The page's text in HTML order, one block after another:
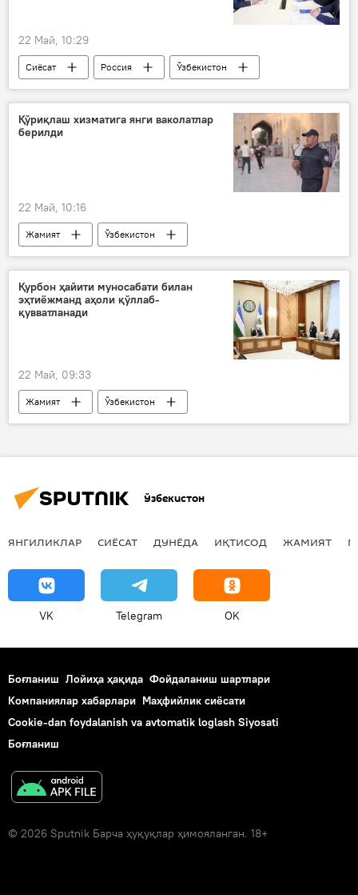
22 Май, 10:29
Сиёсат Россия
Ўзбекистон
Валентина Матвиенко
Танзила Норбоева
Қўриқлаш хизматига янги ваколатлар
берилди
22 Май, 10:16
Жамият
Ўзбекистон
ИИВ ҳузуридаги Қўриқлаш департаменти
Қурбон ҳайити муносабати билан
эҳтиёжманд аҳоли қўллаб-
қувватланади
22 Май, 09:33
Жамият
Ўзбекистон
Қурбон ҳайити
Шавкат Мирзиёев
Ўзбекистон
ЯНГИЛИКЛАР СИЁСАТ ДУНЁДА ИҚТИСОД ЖАМИЯТ
VK Telegram OK
Боғланиш Лойиҳа ҳақида Фойдаланиш шартлари
Компаниялар хабарлари Маҳфийлик сиёсати
Cookie-dan foydalanish va avtomatik loglash Siyosati
Боғланиш
© 2026 Sputnik Барча ҳуқуқлар ҳимояланган. 18+